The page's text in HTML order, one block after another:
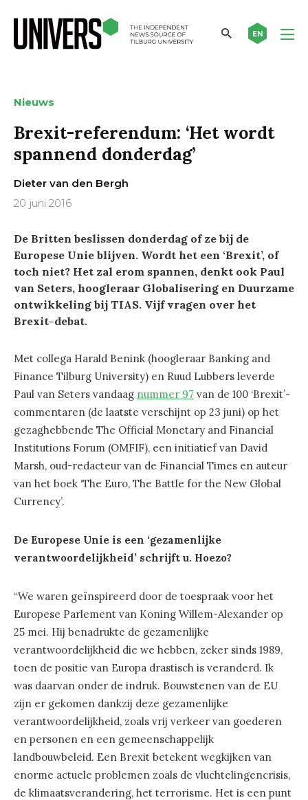
EN
Nieuws
Brexit-referendum: ‘Het wordt
spannend donderdag’
Dieter van den Bergh
20 juni 2016
De Britten beslissen donderdag of ze bij de
Europese Unie blijven. Wordt het een ‘Brexit’, of
toch niet? Het zal erom spannen, denkt ook Paul
van Seters, hoogleraar Globalisering en Duurzame
ontwikkeling bij TIAS. Vijf vragen over het
Brexit-debat.
Met collega Harald Benink (hoogleraar Banking and
Finance Tilburg University) en Ruud Lubbers leverde
Paul van Seters vandaag nummer 97 van de 100 ‘Brexit’-
commentaren (de laatste verschijnt op 23 juni) op het
gezaghebbende The Official Monetary and Financial
Institutions Forum (OMFIF), een initiatief van David
Marsh, oud-redacteur van de Financial Times en auteur
van het boek ‘The Euro, The Battle for the New Global
Currency’.
De Europese Unie is een ‘gezamenlijke
verantwoordelijkheid’ schrijft u. Hoezo?
“We waren geïnspireerd door de toespraak voor het
Europese Parlement van Koning Willem-Alexander op
25 mei. Hij benadrukte de gezamenlijke
verantwoordelijkheid die we hebben, zeker sinds 1989,
toen de positie van Europa drastisch is veranderd. Ik
was daarvan onder de indruk. Bouwstenen van de EU
zijn er gekomen dankzij deze gezamenlijke
verantwoordelijkheid, zoals vrij verkeer van goederen
en personen en een gemeenschappelijk
landbouwbeleid. Een Brexit betekent wegkijken van
enorme actuele problemen zoals de vluchtelingencrisis,
de klimaatsverandering, het terrorisme. Het is een punt